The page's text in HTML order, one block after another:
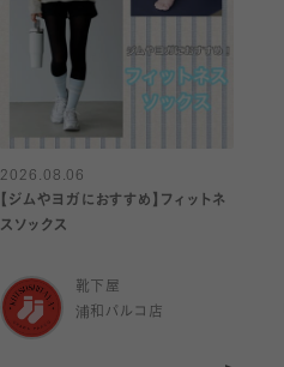
2026.08.06
【ジムやヨガにおすすめ】フィットネ
スソックス
靴下屋
浦和パルコ店